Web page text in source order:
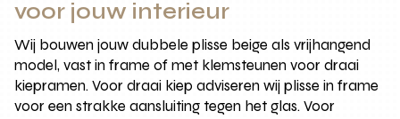
voor jouw interieur
Wij bouwen jouw dubbele plisse beige als vrijhangend
model, vast in frame of met klemsteunen voor draai
kiepramen. Voor draai kiep adviseren wij plisse in frame
voor een strakke aansluiting tegen het glas. Voor